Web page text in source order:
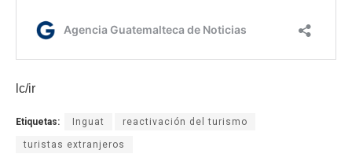
lc/ir
Etiquetas: Inguat reactivación del turismo
turistas extranjeros